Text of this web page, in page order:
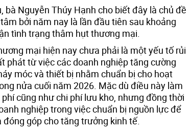
bà Nguyễn Thúy Hạnh cho biết đây là chủ đề
bởi năm nay là lần đầu tiên sau khoảng
tình trạng thâm hụt thương mại.
mại hiện nay chưa phải là một yếu tố rủi
phát từ việc các doanh nghiệp tăng cường
móc và thiết bị nhằm chuẩn bị cho hoạt
nửa cuối năm 2026. Mặc dù điều này làm
cũng như chi phí lưu kho, nhưng đồng thời
nghiệp trong việc chuẩn bị nguồn lực để
góp cho tăng trưởng kinh tế.